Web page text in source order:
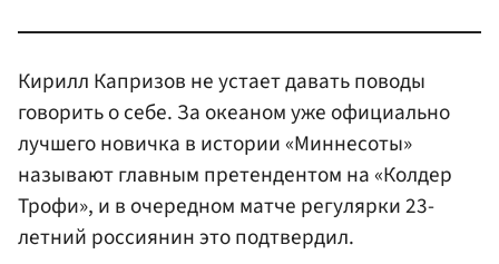
Кирилл Капризов не устает давать поводы
говорить о себе. За океаном уже официально
лучшего новичка в истории «Миннесоты»
называют главным претендентом на «Колдер
Трофи», и в очередном матче регулярки 23-
летний россиянин это подтвердил.